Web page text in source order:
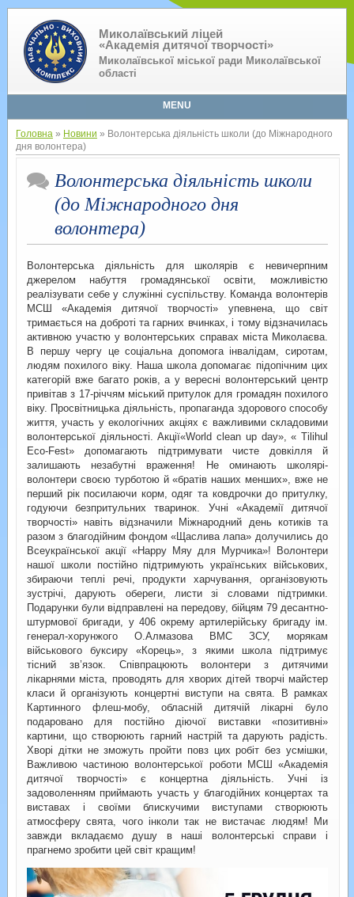
Миколаївський ліцей
«Академія дитячої творчості»
Миколаївської міської ради Миколаївської
області
MENU
Головна» Новини » Волонтерська діяльність школи (до Міжнародного
дня волонтера)
Волонтерська діяльність школи
(до Міжнародного дня
волонтера)
Волонтерська діяльність для школярів є невичерпним
джерелом набуття громадянської освіти, можливістю
реалізувати себе у служінні суспільству. Команда волонтерів
МСШ «Академія дитячої творчості» упевнена, що світ
тримається на доброті та гарних вчинках, і тому відзначилась
активною участю у волонтерських справах міста Миколаєва.
В першу чергу це соціальна допомога інвалідам, сиротам,
людям похилого віку. Наша школа допомагає підопічним цих
категорій вже багато років, а у вересні волонтерський центр
привітав з 17-річчям міський притулок для громадян похилого
віку. Просвітницька діяльність, пропаганда здорового способу
життя, участь у екологічних акціях є важливими складовими
волонтерської діяльності. Акції«World clean up day», « Tilihul
Eco-Fest» допомагають підтримувати чисте довкілля й
залишають незабутні враження! Не оминають школярі-
волонтери своєю турботою й «братів наших менших», вже не
перший рік посилаючи корм, одяг та ковдрочки до притулку,
годуючи безпритульних тваринок. Учні «Академії дитячої
творчості» навіть відзначили Міжнародний день котиків та
разом з благодійним фондом «Щаслива лапа» долучились до
Всеукраїнської акції «Happy Мяу для Мурчика»! Волонтери
нашої школи постійно підтримують українських військових,
збираючи теплі речі, продукти харчування, організовують
зустрічі, дарують обереги, листи зі словами підтримки.
Подарунки були відправлені на передову, бійцям 79 десантно-
штурмової бригади, у 406 окрему артилерійську бригаду ім.
генерал-хорунжого О.Алмазова ВМС ЗСУ, морякам
військового буксиру «Корець», з якими школа підтримує
тісний зв’язок. Співпрацюють волонтери з дитячими
лікарнями міста, проводять для хворих дітей творчі майстер
класи й організують концертні виступи на свята. В рамках
Картинного флеш-мобу, обласній дитячій лікарні було
подаровано для постійно діючої виставки «позитивні»
картини, що створюють гарний настрій та дарують радість.
Хворі дітки не зможуть пройти повз цих робіт без усмішки,
Важливою частиною волонтерської роботи МСШ «Академія
дитячої творчості» є концертна діяльність. Учні із
задоволенням приймають участь у благодійних концертах та
виставах і своїми блискучими виступами створюють
атмосферу свята, чого інколи так не вистачає людям! Ми
завжди вкладаємо душу в наші волонтерські справи і
прагнемо зробити цей світ кращим!